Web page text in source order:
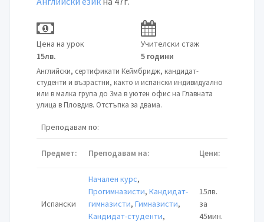
Цена на урок
15лв.
Учителски стаж
5 години
Английски, сертификати Кеймбридж, кандидат-
студенти и възрастни, както и испански индивидуално
или в малка група до 3ма в уютен офис на Главната
улица в Пловдив. Отстъпка за двама.
Преподавам по:
Предмет: Преподавам на: Цени:
Испански
Начален курс,
Прогимназисти, Кандидат-
гимназисти, Гимназисти,
Кандидат-студенти,
15лв.
за
45мин.